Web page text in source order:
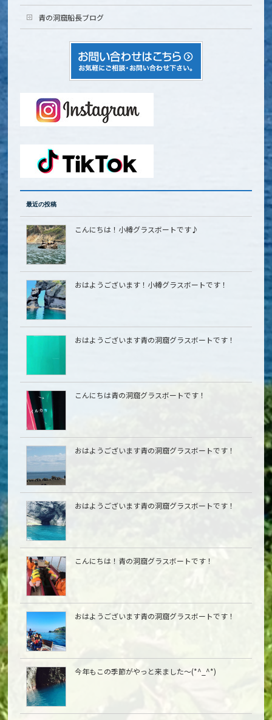
青の洞窟船長ブログ
最近の投稿
こんにちは！小樽グラスボートです♪
おはようございます！小樽グラスボートです！
おはようございます青の洞窟グラスボートです！
こんにちは青の洞窟グラスボートです！
おはようございます青の洞窟グラスボートです！
おはようございます青の洞窟グラスボートです！
こんにちは︎！青の洞窟グラスボートです！
おはようございます青の洞窟グラスボートです！
今年もこの季節がやっと来ました〜(*^_^*)